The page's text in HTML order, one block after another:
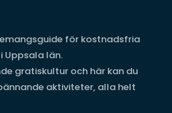
för kostnadsfria
Uppsala län.
gratiskultur och här kan du
aktiviteter, alla helt